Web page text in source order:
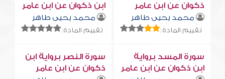
ذكوان عن ابن عامر
محمد يحيى طاهر
تقييم المادة:
ابن ذكوان عن ابن عامر
محمد يحيى طاهر
تقييم المادة:
سورة المسد برواية
ابن ذكوان عن ابن عامر
سورة النصر برواية ابن
ذكوان عن ابن عامر